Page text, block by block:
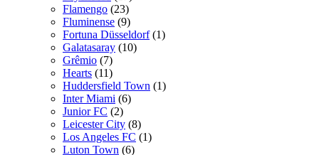
Flamengo (23)
Fluminense (9)
Fortuna Düsseldorf (1)
Galatasaray (10)
Grêmio (7)
Hearts (11)
Huddersfield Town (1)
Inter Miami (6)
Junior FC (2)
Leicester City (8)
Los Angeles FC (1)
Luton Town (6)